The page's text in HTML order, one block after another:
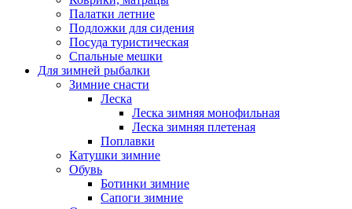
Палатки летние
Подложки для сидения
Посуда туристическая
Спальные мешки
Для зимней рыбалки
Зимние снасти
Леска
Леска зимняя монофильная
Леска зимняя плетеная
Поплавки
Катушки зимние
Обувь
Ботинки зимние
Сапоги зимние